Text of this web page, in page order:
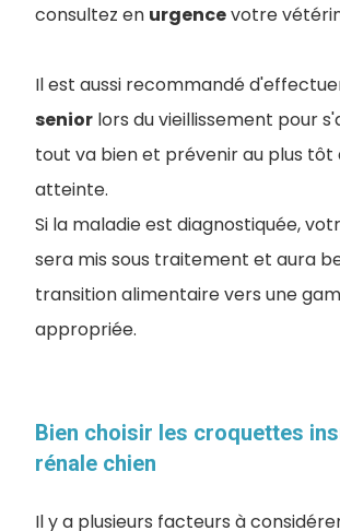
consultez en urgencevotre
Il est aussi recommandé
senior lors du vieillissement pour
tout va bien et prévenir au plus tôt
atteinte.
Si la maladie est diagnostiquée,
sera mis sous traitement et aura
transition alimentaire vers une
appropriée.
Bien choisir les croquettes
rénale chien
Il y a plusieurs facteurs à